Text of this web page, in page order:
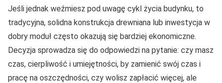
Jeśli jednak weźmiesz pod uwagę cykl życia budynku, to
tradycyjna, solidna konstrukcja drewniana lub inwestycja w
dobry moduł często okazują się bardziej ekonomiczne.
Decyzja sprowadza się do odpowiedzi na pytanie: czy masz
czas, cierpliwość i umiejętności, by zamienić swój czas i
pracę na oszczędności, czy wolisz zapłacić więcej, ale